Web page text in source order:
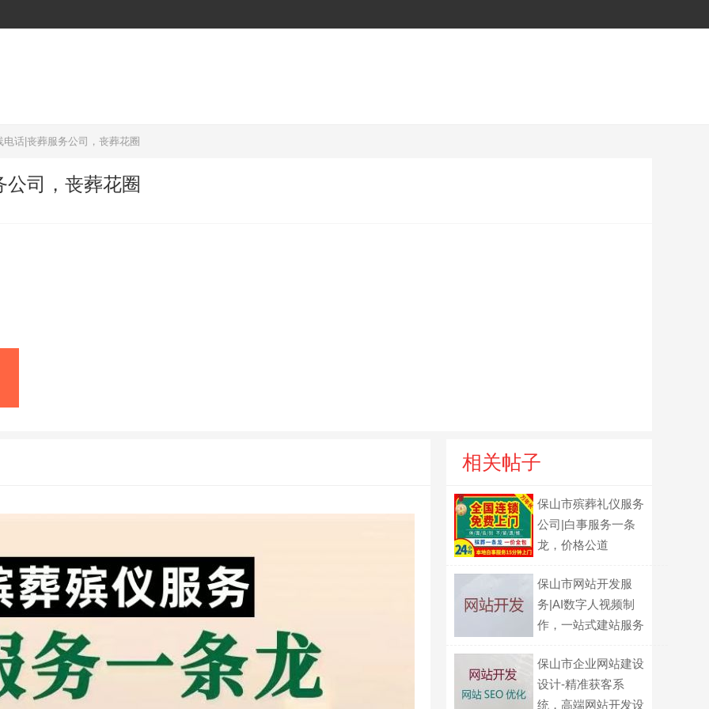
话|丧葬服务公司，丧葬花圈
司，丧葬花圈
相关帖子
保山市殡葬礼仪服务
公司|白事服务一条
龙，价格公道
保山市网站开发服
务|AI数字人视频制
作，一站式建站服务
保山市企业网站建设
设计-精准获客系
统，高端网站开发设